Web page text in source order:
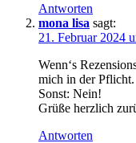
Antworten
mona lisa sagt:
21. Februar 2024
Wenn‘s
mich in der Pflicht.
Sonst: Nein!
Grüße herzlich
Antworten